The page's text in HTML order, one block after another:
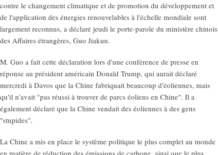
contre le changement climatique et de promotion du développement et
de l'application des énergies renouvelables à l'échelle mondiale sont
largement reconnus, a déclaré jeudi le porte-parole du ministère chinois
des Affaires étrangères, Guo Jiakun.
M. Guo a fait cette déclaration lors d'une conférence de presse en
réponse au président américain Donald Trump, qui aurait déclaré
mercredi à Davos que la Chine fabriquait beaucoup d'éoliennes, mais
qu'il n'avait "pas réussi à trouver de parcs éoliens en Chine". Il a
également déclaré que la Chine vendait des éoliennes à des gens
"stupides".
La Chine a mis en place le système politique le plus complet au monde
en matière de réduction des émissions de carbone, ainsi que le plus